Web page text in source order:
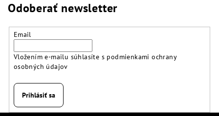
Odoberať newsletter
Email
Vložením e-mailu súhlasíte s podmienkami ochrany
osobných údajov
Prihlásiť sa